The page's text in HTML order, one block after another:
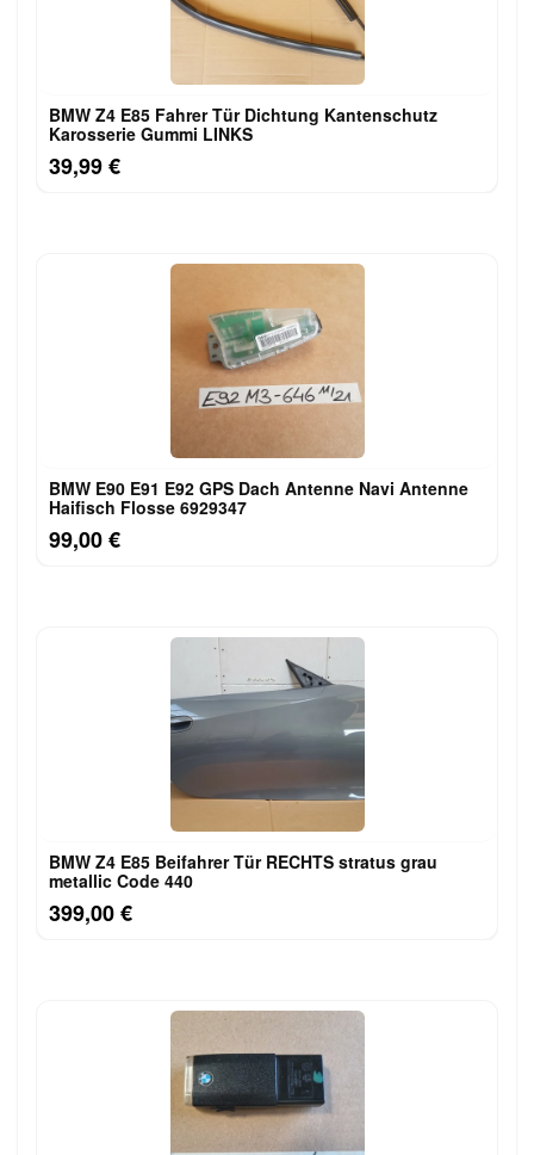
BMW Z4 E85 Fahrer Tür Dichtung Kantenschutz
Karosserie Gummi LINKS
39,99 €
BMW E90 E91 E92 GPS Dach Antenne Navi Antenne
Haifisch Flosse 6929347
99,00 €
BMW Z4 E85 Beifahrer Tür RECHTS stratus grau
metallic Code 440
399,00 €